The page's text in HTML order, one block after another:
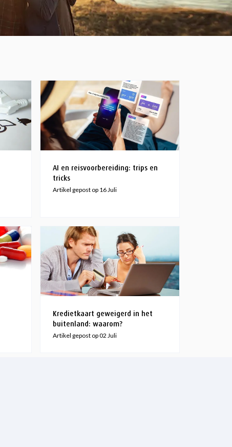
AI en reisvoorbereiding: trips en
tricks
Artikel gepost op 16 Juli
Kredietkaart geweigerd in het
buitenland: waarom?
Artikel gepost op 02 Juli